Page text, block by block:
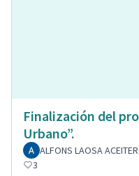
Finalización del
Urbano”.
ALFONS LAOSA
3